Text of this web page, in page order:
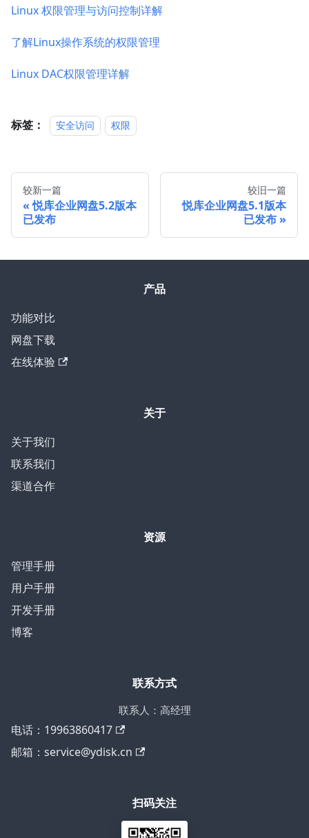
Linux 权限管理与访问控制详解
了解Linux操作系统的权限管理
Linux DAC权限管理详解
标签： 安全访问 权限
较新一篇
悦库企业网盘5.2版本
已发布
较旧一篇
悦库企业网盘5.1版本
已发布
产品
功能对比
网盘下载
在线体验
关于
关于我们
联系我们
渠道合作
资源
管理手册
用户手册
开发手册
博客
联系方式
联系人：高经理
电话：19963860417
邮箱：service@ydisk.cn
扫码关注